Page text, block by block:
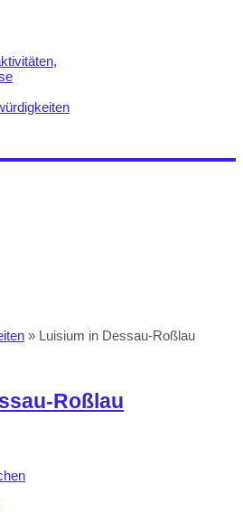
» Luisium in Dessau-Roßlau
Roßlau